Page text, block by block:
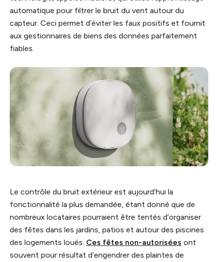
automatique pour filtrer le bruit du vent autour du
capteur. Ceci permet d’éviter les faux positifs et fournit
aux gestionnaires de biens des données parfaitement
fiables.
Le contrôle du bruit extérieur est aujourd’hui la
fonctionnalité la plus demandée, étant donné que de
nombreux locataires pourraient être tentés d’organiser
des fêtes dans les jardins, patios et autour des piscines
des logements loués. Ces fêtes non-autorisées ont
souvent pour résultat d’engendrer des plaintes de